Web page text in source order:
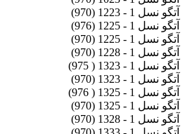
آتگو نسل 1 - 1223 (970)
آتگو نسل 1 - 1225 (976)
آتگو نسل 1 - 1225 (970)
آتگو نسل 1 - 1228 (970)
آتگو نسل 1 - 1323 ( 975)
آتگو نسل 1 - 1323 (970)
آتگو نسل 1 - 1325 ( 976)
آتگو نسل 1 - 1325 (970)
آتگو نسل 1 - 1328 (970)